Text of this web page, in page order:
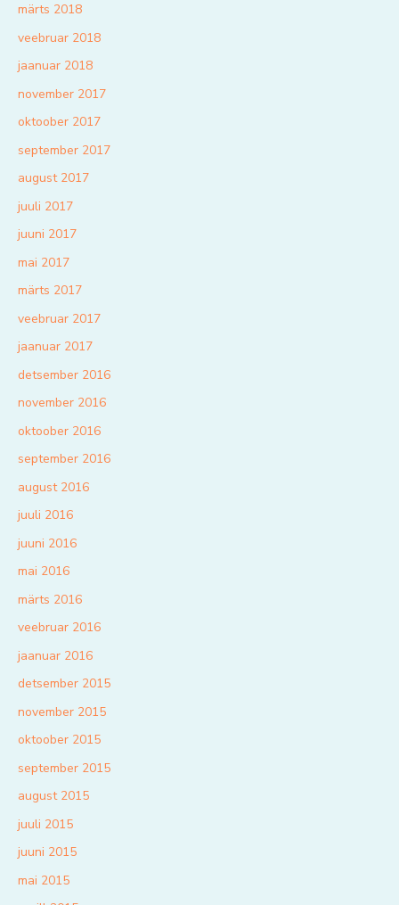
märts 2018
veebruar 2018
jaanuar 2018
november 2017
oktoober 2017
september 2017
august 2017
juuli 2017
juuni 2017
mai 2017
märts 2017
veebruar 2017
jaanuar 2017
detsember 2016
november 2016
oktoober 2016
september 2016
august 2016
juuli 2016
juuni 2016
mai 2016
märts 2016
veebruar 2016
jaanuar 2016
detsember 2015
november 2015
oktoober 2015
september 2015
august 2015
juuli 2015
juuni 2015
mai 2015